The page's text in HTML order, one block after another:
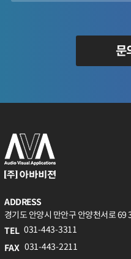
문
ADDRESS
경기도 안양시 만안구 안양천서로 69
TEL 031-443-3311
FAX 031-443-2211